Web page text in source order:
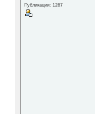
Публикации: 1267